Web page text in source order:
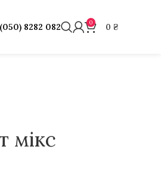
8282 082 0 0 ₴
мікс